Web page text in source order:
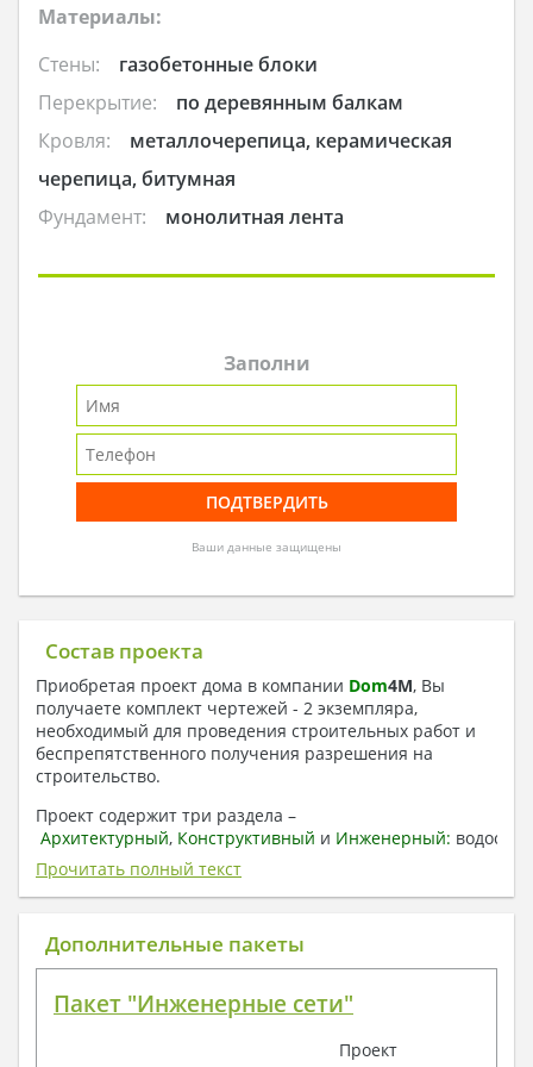
Материалы:
Стены:
газобетонные блоки
Перекрытие:
по деревянным балкам
Кровля:
металлочерепица, керамическая
черепица, битумная
Фундамент:
монолитная лента
Заполни
Ваши данные защищены
Состав проекта
Приобретая проект дома в компании Dom4M, Вы
получаете комплект чертежей - 2 экземпляра,
необходимый для проведения строительных работ и
беспрепятственного получения разрешения на
строительство.
Проект содержит три раздела –
Архитектурный, Конструктивный и Инженерный:
отопление, вентиляция, канализация,
электроснабжение (приобретается за дополнительную
плату) + Пояснительная записка.
1. Архитектурный раздел:
План координационных осей
Поэтажные маркировочные планы с
Прочитать полный текст
Дополнительные пакеты
Пакет "Инженерные сети"
Проект